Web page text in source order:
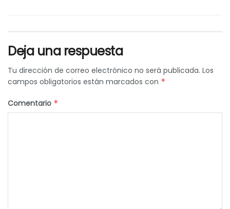
Deja una respuesta
Tu dirección de correo electrónico no será publicada. Los
campos obligatorios están marcados con *
Comentario *